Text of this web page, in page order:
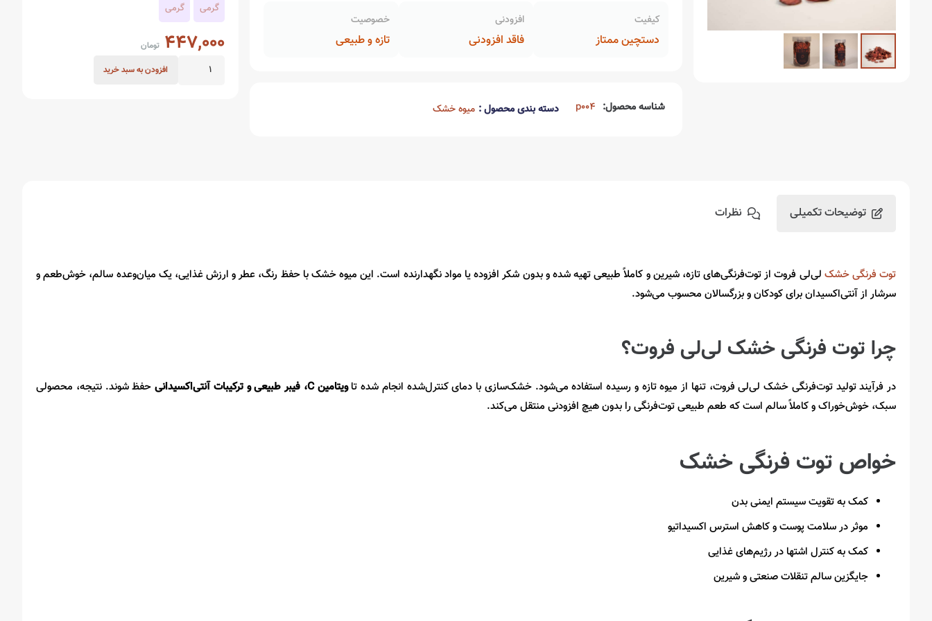
کیفیت
دستچین ممتاز
افزودنی
فاقد افزودنی
خصوصیت
تازه و طبیعی
شناسه محصول: p004 دسته بندی محصول : میوه خشک
گرمی
گرمی
447,000 تومان
توت
افزودن به سبد خرید
توضیحات تکمیلی نظرات
توت فرنگی خشک لی‌لی فروت از توت‌فرنگی‌های تازه، شیرین و کاملاً طبیعی تهیه شده و بدون شکر افزوده یا مواد نگهدارنده است. این میوه خشک با حفظ رنگ، عطر و ارزش غذایی، یک میان‌وعده سالم، خوش‌طعم و
سرشار از آنتی‌اکسیدان برای کودکان و بزرگسالان محسوب می‌شود.
چرا توت فرنگی خشک لی‌لی فروت؟
در فرآیند تولید توت‌فرنگی خشک لی‌لی فروت، تنها از میوه تازه و رسیده استفاده می‌شود. خشک‌سازی با دمای کنترل‌شده انجام شده تاویتامینC ، فیبر طبیعی و ترکیبات آنتی‌اکسیدانی حفظ شوند. نتیجه، محصولی
سبک، خوش‌خوراک و کاملاً سالم است که طعم طبیعی توت‌فرنگی را بدون هیچ افزودنی منتقل می‌کند.
خواص توت فرنگی خشک
کمک به تقویت سیستم ایمنی بدن
موثر در سلامت پوست و کاهش استرس اکسیداتیو
کمک به کنترل اشتها در رژیم‌های غذایی
جایگزین سالم تنقلات صنعتی و شیرین